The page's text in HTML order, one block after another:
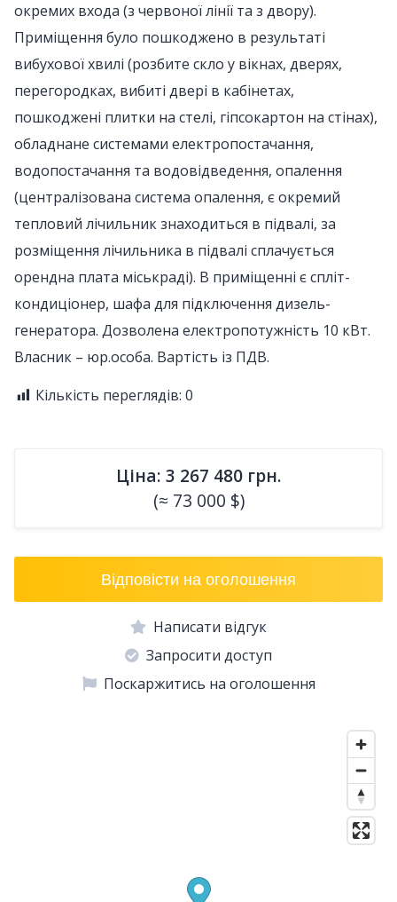
окремих входа (з червоної лінії та з двору).
Приміщення було пошкоджено в результаті
вибухової хвилі (розбите скло у вікнах, дверях,
перегородках, вибиті двері в кабінетах,
пошкоджені плитки на стелі, гіпсокартон на стінах),
обладнане системами електропостачання,
водопостачання та водовідведення, опалення
(централізована система опалення, є окремий
тепловий лічильник знаходиться в підвалі, за
розміщення лічильника в підвалі сплачується
орендна плата міськраді). В приміщенні є спліт-
кондиціонер, шафа для підключення дизель-
генератора. Дозволена електропотужність 10 кВт.
Власник – юр.особа. Вартість із ПДВ.
Кількість переглядів: 0
Ціна: 3 267 480 грн.
(≈ 73 000 $)
Відповісти на оголошення
Написати відгук
Запросити доступ
Поскаржитись на оголошення